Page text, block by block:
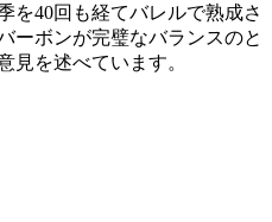
を40回も経てバレルで熟成さ
ーボンが完璧なバランスのと
見を述べています。